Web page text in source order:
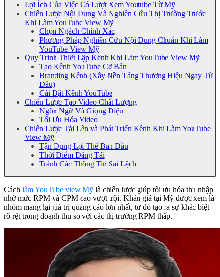
Lợi Ích Của Việc Có Lượt Xem Youtube Từ Mỹ
Chiến Lược Nội Dung Và Nghiên Cứu Thị Trường Trước
Khi Làm YouTube View Mỹ
Chọn Ngách Chính Xác
Phương Pháp Nghiên Cứu Nội Dung Chuẩn Khi Làm
YouTube View Mỹ
Quy Trình Thiết Lập Kênh Khi Làm YouTube View Mỹ
Tạo Kênh YouTube Cơ Bản
Branding Kênh (Xây Nền Tảng Thương Hiệu Ngay Từ
Đầu)
Cài Đặt Kênh YouTube
Chiến Lược Tạo Video Chất Lượng
Ngôn Ngữ Và Giọng Điệu
Tối Ưu Hóa Video
Chiến Lược Tải Lên và Phát Triển Kênh Khi Làm YouTube
View Mỹ
Tận Dụng Lợi Thế Ban Đầu
Thời Điểm Đăng Tải
Tránh Các Thông Tin Sai Lệch
Cách làm YouTube view Mỹ là chiến lược giúp tối ưu hóa thu nhập
nhờ mức RPM và CPM cao vượt trội. Khán giả tại Mỹ được xem là
nhóm mang lại giá trị quảng cáo lớn nhất, từ đó tạo ra sự khác biệt
rõ rệt trong doanh thu so với các thị trường RPM thấp.